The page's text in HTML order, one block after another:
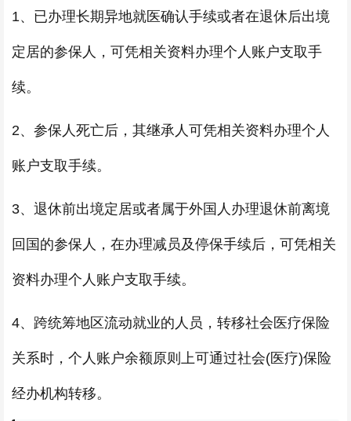
1、已办理长期异地就医确认手续或者在退休后出境
定居的参保人，可凭相关资料办理个人账户支取手
续。
2、参保人死亡后，其继承人可凭相关资料办理个人
账户支取手续。
3、退休前出境定居或者属于外国人办理退休前离境
回国的参保人，在办理减员及停保手续后，可凭相关
资料办理个人账户支取手续。
4、跨统筹地区流动就业的人员，转移社会医疗保险
关系时，个人账户余额原则上可通过社会(医疗)保险
经办机构转移。